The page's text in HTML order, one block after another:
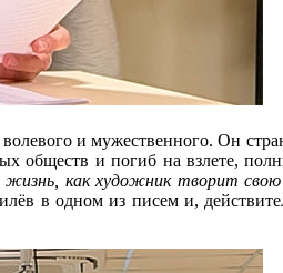
и мужественного. Он
обществ и погиб на взлете,
как художник творит
в одном из писем и,